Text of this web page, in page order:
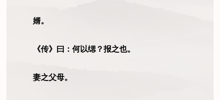
婿。
《传》曰：何以缌？报之也。
妻之父母。